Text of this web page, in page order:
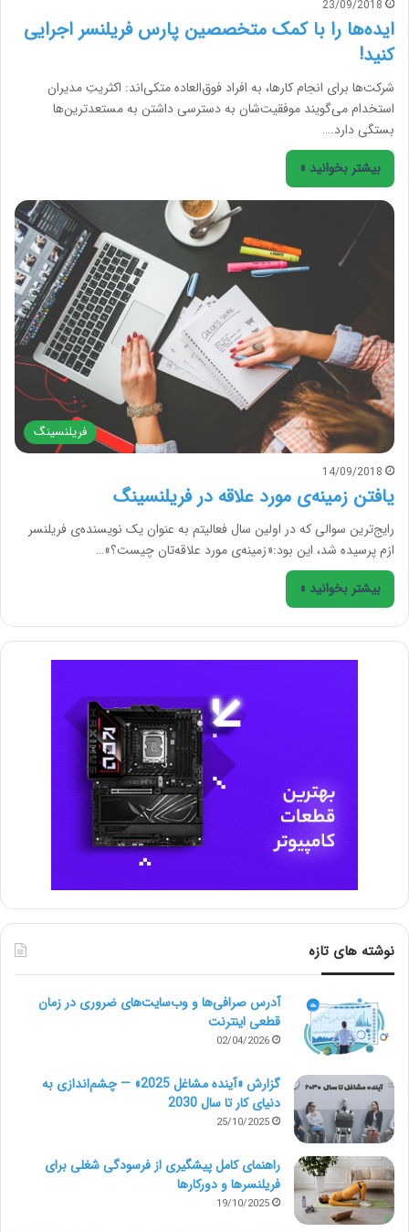
23/09/2018
ایده‌ها را با کمک متخصصین پارس فریلنسر اجرایی
کنید!
شرکت‌ها برای انجام کارها، به افراد فوق‌العاده متکی‌اند: اکثریتِ مدیران
استخدام می‌گویند موفقیت‌شان به دسترسی داشتن به مستعدترین‌ها
بستگی دارد.…
بیشتر بخوانید »
فریلنسینگ
14/09/2018
یافتن زمینه‌ی مورد علاقه در فریلنسینگ
رایج‌ترین سوالی که در اولین سال فعالیتم به عنوان یک نویسنده‌ی فریلنسر
ازم پرسیده شد، این بود:«زمینه‌ی مورد علاقه‌تان چیست؟»…
بیشتر بخوانید »
نوشته های تازه
آدرس صرافی‌ها و وب‌سایت‌های ضروری در زمان
قطعی اینترنت
02/04/2026
گزارش «آینده مشاغل 2025» — چشم‌اندازی به
دنیای کار تا سال 2030
25/10/2025
راهنمای کامل پیشگیری از فرسودگی شغلی برای
فریلنسرها و دورکارها
19/10/2025